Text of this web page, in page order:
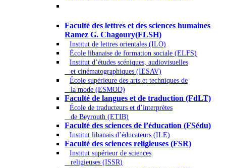
Faculté des lettres et des sciences humaines
Ramez G. Chagoury(FLSH)
Institut de lettres orientales (ILO)
École libanaise de formation sociale (ELFS)
Institut d’études scéniques, audiovisuelles
et cinématographiques (IESAV)
École supérieure des arts et techniques de
la mode (ESMOD)
Faculté de langues et de traduction (FdLT)
École de traducteurs et d’interprètes
de Beyrouth (ETIB)
Faculté des sciences de l’éducation (FSédu)
Institut libanais d’éducateurs (ILE)
Faculté des sciences religieuses (FSR)
Institut supérieur de sciences
religieuses (ISSR)